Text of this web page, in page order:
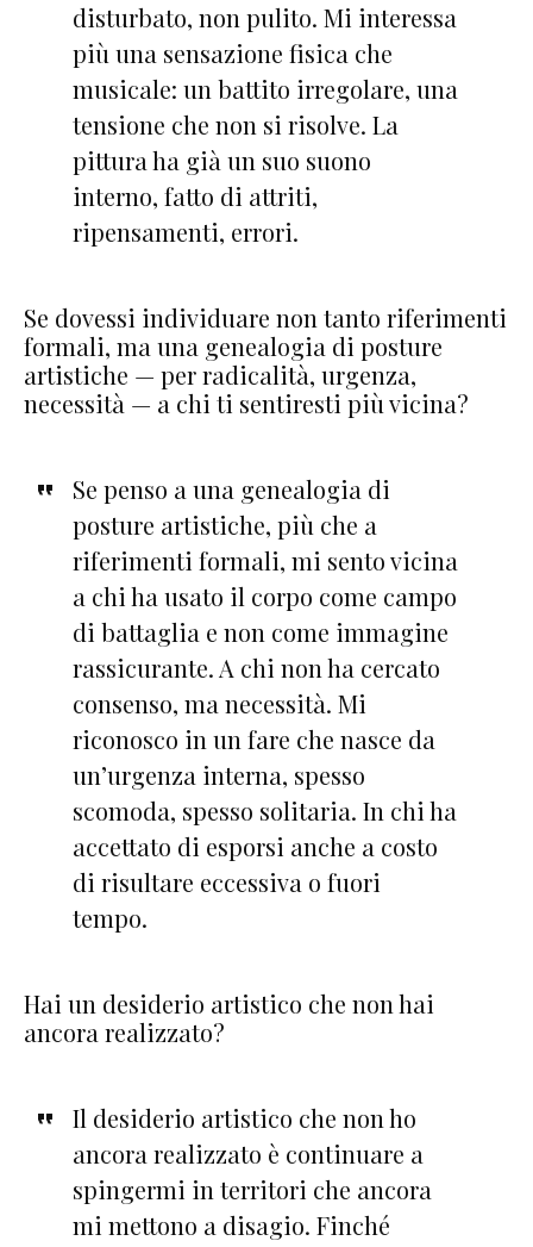
disturbato, non pulito. Mi interessa
più una sensazione fisica che
musicale: un battito irregolare, una
tensione che non si risolve. La
pittura ha già un suo suono
interno, fatto di attriti,
ripensamenti, errori.
Se dovessi individuare non tanto riferimenti
formali, ma una genealogia di posture
artistiche — per radicalità, urgenza,
necessità — a chi ti sentiresti più vicina?
Se penso a una genealogia di
posture artistiche, più che a
riferimenti formali, mi sento vicina
a chi ha usato il corpo come campo
di battaglia e non come immagine
rassicurante. A chi non ha cercato
consenso, ma necessità. Mi
riconosco in un fare che nasce da
un’urgenza interna, spesso
scomoda, spesso solitaria. In chi ha
accettato di esporsi anche a costo
di risultare eccessiva o fuori
tempo.
Hai un desiderio artistico che non hai
ancora realizzato?
Il desiderio artistico che non ho
ancora realizzato è continuare a
spingermi in territori che ancora
mi mettono a disagio. Finché